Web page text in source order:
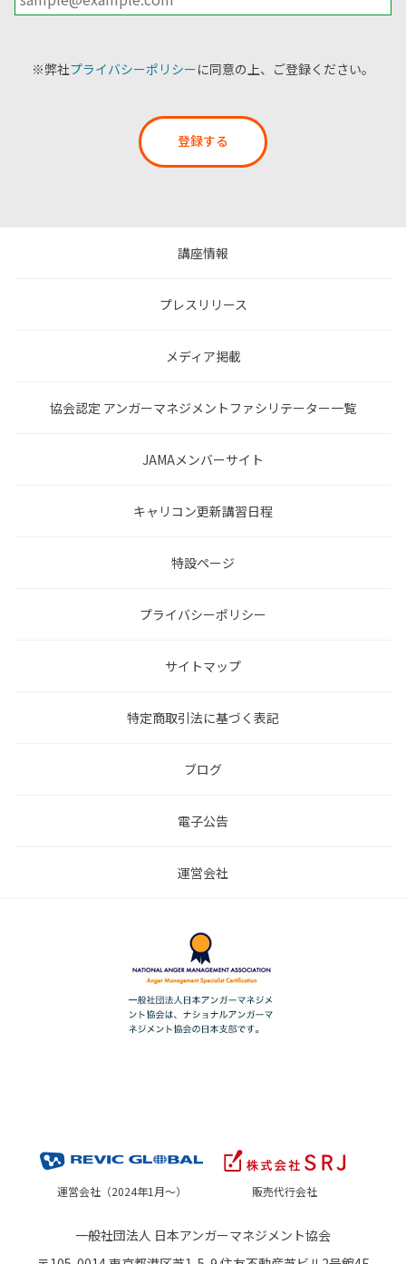
※弊社プライバシーポリシーに同意の上、ご登録ください。
登録する
講座情報
プレスリリース
メディア掲載
協会認定 アンガーマネジメントファシリテーター一覧
JAMAメンバーサイト
キャリコン更新講習日程
特設ページ
プライバシーポリシー
サイトマップ
特定商取引法に基づく表記
ブログ
電子公告
運営会社
運営会社（2024年1月～） 販売代行会社
一般社団法人 日本アンガーマネジメント協会